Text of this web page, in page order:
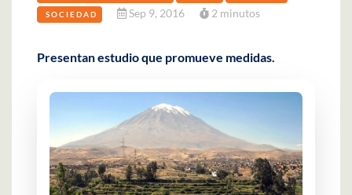
SOCIEDAD Sep 9, 2016 2 minutos
Presentan estudio que promueve medidas.